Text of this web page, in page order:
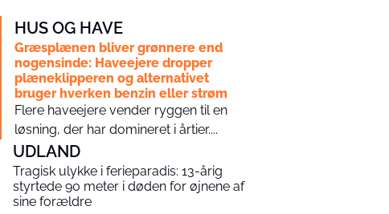
HUS OG HAVE
Græsplænen bliver grønnere end
nogensinde: Haveejere dropper
plæneklipperen og alternativet
bruger hverken benzin eller strøm
Flere haveejere vender ryggen til en
løsning, der har domineret i årtier....
UDLAND
Tragisk ulykke i ferieparadis: 13-årig
styrtede 90 meter i døden for øjnene af
sine forældre